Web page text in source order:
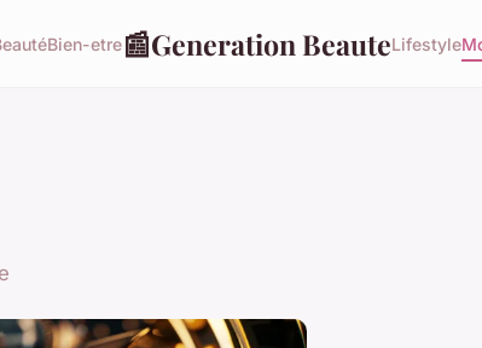
Bien-etre📰Generation BeauteLifestyle